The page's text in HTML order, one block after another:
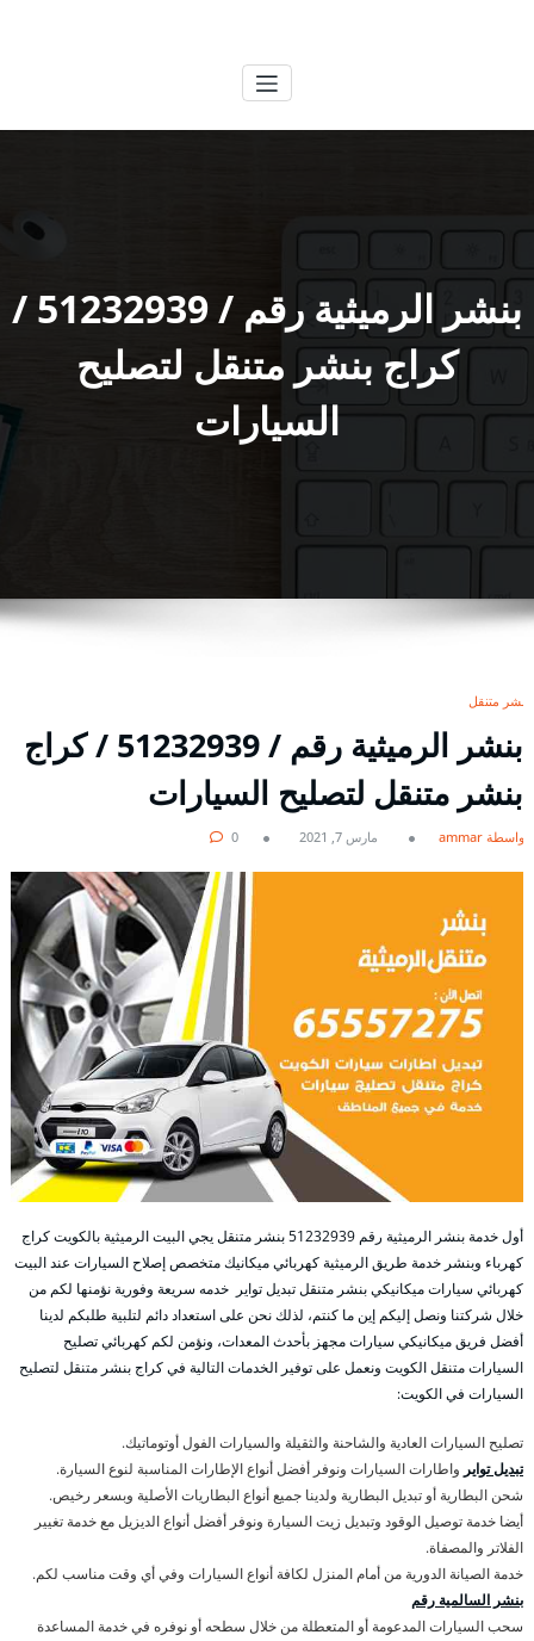
بنشر الرميثية رقم / 51232939‬ /
كراج بنشر متنقل لتصليح
السيارات
بنشر متنقل
بنشر الرميثية رقم / 51232939‬ / كراج
بنشر متنقل لتصليح السيارات
بواسطة ammar مارس 7, 2021 0
أول خدمة بنشر الرميثية رقم 51232939‬ بنشر متنقل يجي البيت الرميثية بالكويت كراج
كهرباء وبنشر خدمة طريق الرميثية كهربائي ميكانيك متخصص إصلاح السيارات عند البيت
كهربائي سيارات ميكانيكي بنشر متنقل تبديل تواير خدمه سريعة وفورية نؤمنها لكم من
خلال شركتنا ونصل إليكم إين ما كنتم، لذلك نحن على استعداد دائم لتلبية طلبكم لدينا
أفضل فريق ميكانيكي سيارات مجهز بأحدث المعدات، ونؤمن لكم كهربائي تصليح
السيارات متنقل الكويت ونعمل على توفير الخدمات التالية في كراج بنشر متنقل لتصليح
السيارات في الكويت:
تصليح السيارات العادية والشاحنة والثقيلة والسيارات الفول أوتوماتيك.
تبديل تواير واطارات السيارات ونوفر أفضل أنواع الإطارات المناسبة لنوع السيارة.
شحن البطارية أو تبديل البطارية ولدينا جميع أنواع البطاريات الأصلية وبسعر رخيص.
أيضا خدمة توصيل الوقود وتبديل زيت السيارة ونوفر أفضل أنواع الديزيل مع خدمة تغيير
الفلاتر والمصفاة.
خدمة الصيانة الدورية من أمام المنزل لكافة أنواع السيارات وفي أي وقت مناسب لكم.
بنشر السالمية رقم
سحب السيارات المدعومة أو المتعطلة من خلال سطحه أو نوفره في خدمة المساعدة